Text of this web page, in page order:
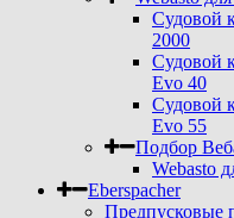
Судовой
2000
Судовой
Evo 40
Судовой
Evo 55
Подбор
Webasto
Eberspacher
Предпусковые